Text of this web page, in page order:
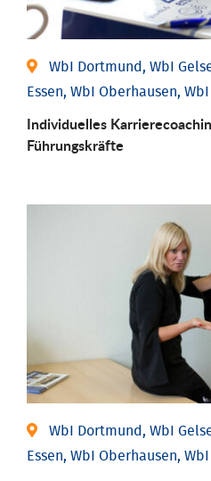
WbI Dortmund, WbI
Essen, WbI Oberhausen,
Individu­elles
Führungs­kräfte
WbI Dortmund, WbI
Essen, WbI Oberhausen,